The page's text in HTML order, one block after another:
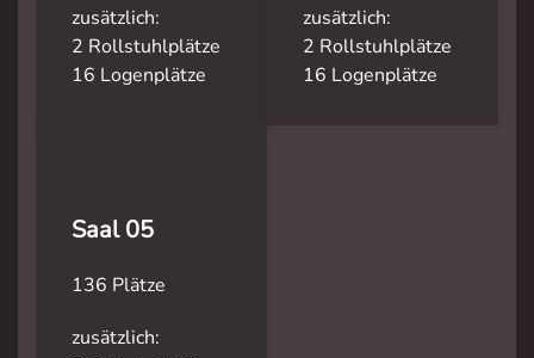
zusätzlich:
2 Rollstuhlplätze
16 Logenplätze
zusätzlich:
2 Rollstuhlplätze
16 Logenplätze
Saal 05
136 Plätze
zusätzlich: